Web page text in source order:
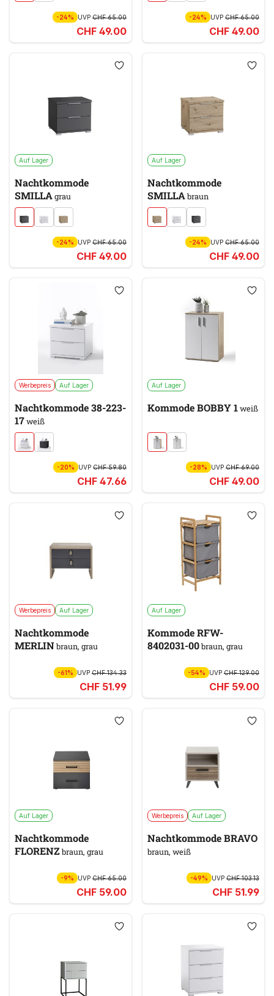
-24% UVP CHF 65.00
CHF 49.00
-24% UVPCHF 65.00
CHF 49.00
Auf Lager
Nachtkommode
SMILLAgrau
-24% UVP CHF 65.00
CHF 49.00
Auf Lager
Nachtkommode
SMILLAbraun
-24% UVPCHF 65.00
CHF 49.00
Werbepreis Auf Lager
Nachtkommode 38-223-
17weiß
-20% UVP CHF 59.80
CHF 47.66
Auf Lager
Kommode BOBBY 1weiß
-28% UVPCHF 69.00
CHF 49.00
Werbepreis Auf Lager
Nachtkommode
MERLINbraun, grau
-61% UVP CHF 134.33
CHF 51.99
Auf Lager
Kommode RFW-
8402031-00braun, grau
-54% UVPCHF 129.00
CHF 59.00
Auf Lager
Nachtkommode
FLORENZbraun, grau
-9% UVP CHF 65.00
CHF 59.00
Werbepreis Auf Lager
Nachtkommode BRAVO
braun, weiß
-49% UVPCHF 103.13
CHF 51.99